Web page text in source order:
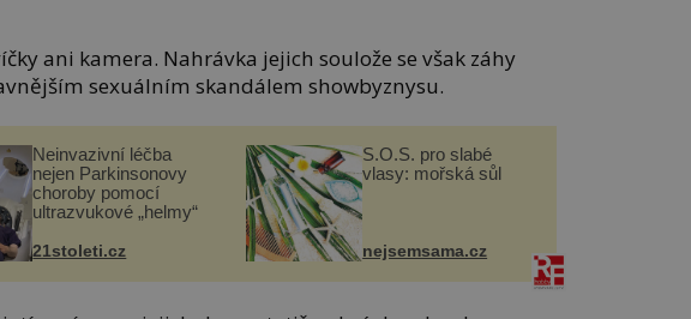
ani kamera. Nahrávka jejich soulože se však záhy
sexuálním skandálem showbyznysu.
Neinvazivní léčba
nejen Parkinsonovy
choroby pomocí
ultrazvukové „helmy“
21stoleti.cz
S.O.S. pro slabé
vlasy: mořská sůl
nejsemsama.cz